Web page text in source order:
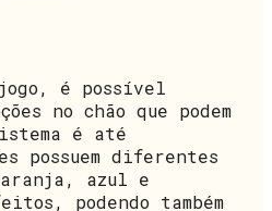
é possível
no chão que podem
é até
possuem diferentes
azul e
podendo também